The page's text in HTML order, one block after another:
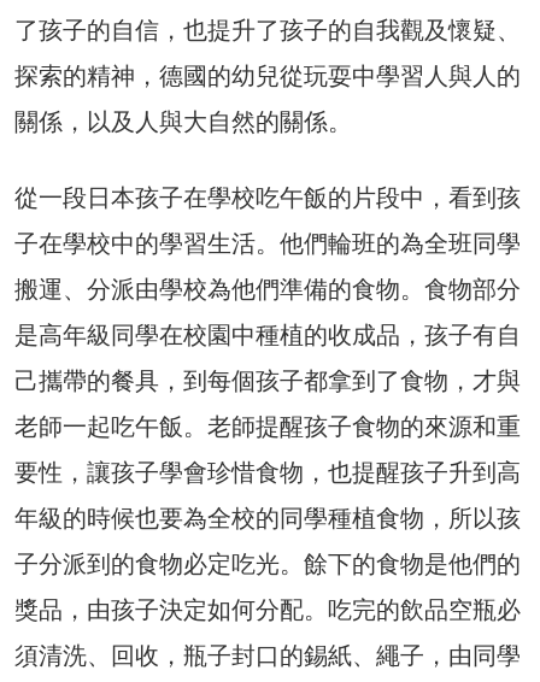
了孩子的自信，也提升了孩子的自我觀及懷疑、
探索的精神，德國的幼兒從玩耍中學習人與人的
關係，以及人與大自然的關係。
從一段日本孩子在學校吃午飯的片段中，看到孩
子在學校中的學習生活。他們輪班的為全班同學
搬運、分派由學校為他們準備的食物。食物部分
是高年級同學在校園中種植的收成品，孩子有自
己攜帶的餐具，到每個孩子都拿到了食物，才與
老師一起吃午飯。老師提醒孩子食物的來源和重
要性，讓孩子學會珍惜食物，也提醒孩子升到高
年級的時候也要為全校的同學種植食物，所以孩
子分派到的食物必定吃光。餘下的食物是他們的
獎品，由孩子決定如何分配。吃完的飲品空瓶必
須清洗、回收，瓶子封口的錫紙、繩子，由同學